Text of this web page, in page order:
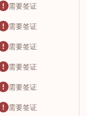
需要签证
需要签证
需要签证
需要签证
需要签证
需要签证